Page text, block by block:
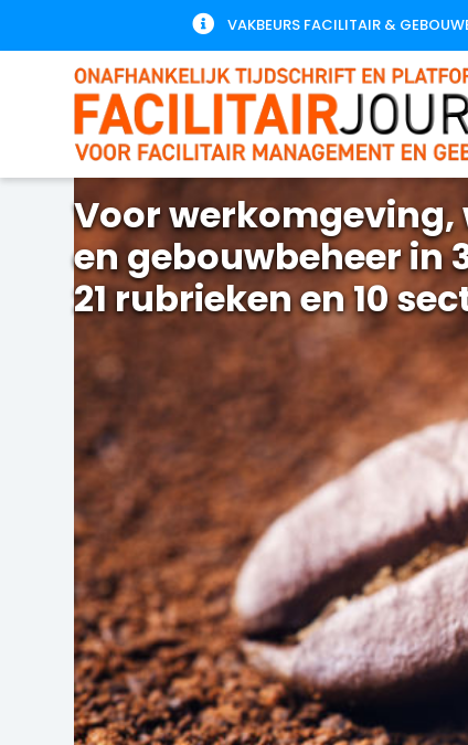
 VAKBEURS FACILITAIR &
Voor
en gebouwbeheer in
21 rubrieken en 10